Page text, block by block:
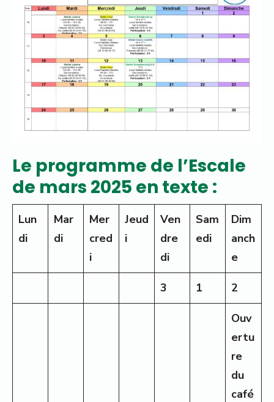
Le programme de l’Escale
de mars 2025 en texte :
Lun
di
Mar
di
Mer
cred
i
Jeud
i
Ven
dre
di
Sam
edi
Dim
anch
e
3 1 2
Ouv
ertu
re
du
café